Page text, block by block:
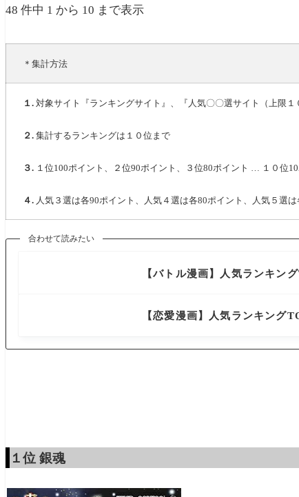
48 件中 1 から 10 まで表示
＊集計方法
１.対象サイト『ランキングサイト』、『人気〇〇選サイト（上限１
２.集計するランキングは１０位まで
３.１位100ポイント、２位90ポイント、３位80ポイント … １０位10
４.人気３選は各90ポイント、人気４選は各80ポイント、人気５選
合わせて読みたい
【バトル漫画】人気ランキン
【恋愛漫画】人気ランキング
１位 銀魂